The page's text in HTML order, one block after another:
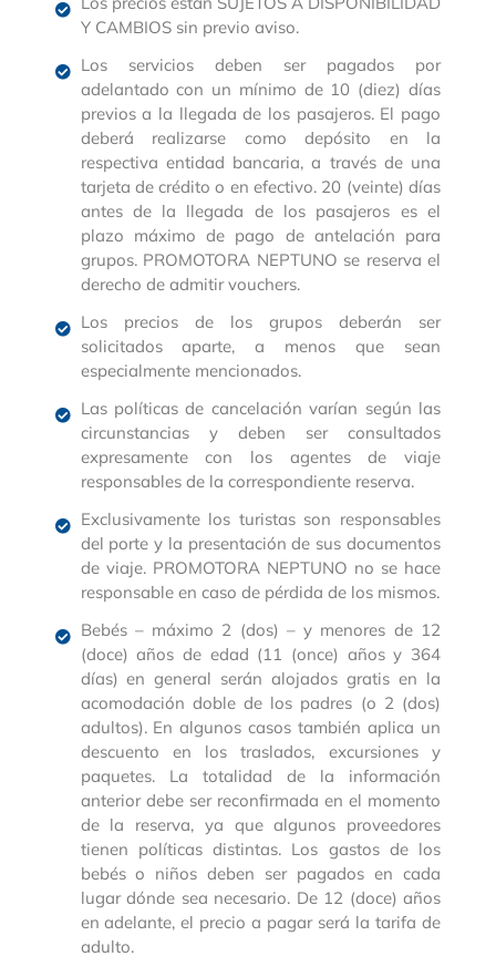
Y CAMBIOS sin previo aviso.
Los servicios deben ser pagados por
adelantado con un mínimo de 10 (diez) días
previos a la llegada de los pasajeros. El pago
deberá realizarse como depósito en la
respectiva entidad bancaria, a través de una
tarjeta de crédito o en efectivo. 20 (veinte) días
antes de la llegada de los pasajeros es el
plazo máximo de pago de antelación para
grupos. PROMOTORA NEPTUNO se reserva el
derecho de admitir vouchers.
Los precios de los grupos deberán ser
solicitados aparte, a menos que sean
especialmente mencionados.
Las políticas de cancelación varían según las
circunstancias y deben ser consultados
expresamente con los agentes de viaje
responsables de la correspondiente reserva.
Exclusivamente los turistas son responsables
del porte y la presentación de sus documentos
de viaje. PROMOTORA NEPTUNO no se hace
responsable en caso de pérdida de los mismos.
Bebés – máximo 2 (dos) – y menores de 12
(doce) años de edad (11 (once) años y 364
días) en general serán alojados gratis en la
acomodación doble de los padres (o 2 (dos)
adultos). En algunos casos también aplica un
descuento en los traslados, excursiones y
paquetes. La totalidad de la información
anterior debe ser reconfirmada en el momento
de la reserva, ya que algunos proveedores
tienen políticas distintas. Los gastos de los
bebés o niños deben ser pagados en cada
lugar dónde sea necesario. De 12 (doce) años
en adelante, el precio a pagar será la tarifa de
adulto.